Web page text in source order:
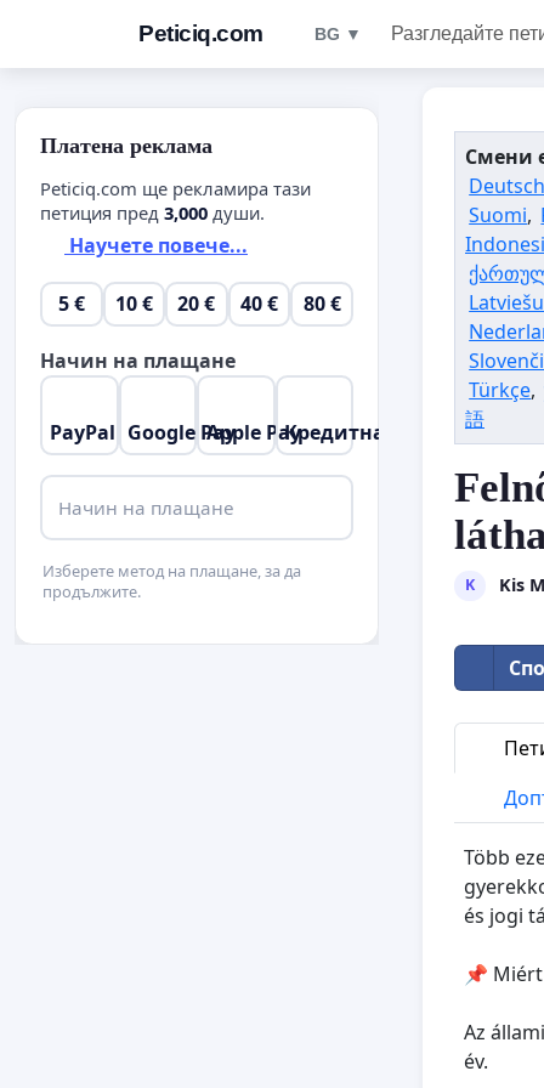
Peticiq.com BG ▼ Разгледайте
Смени
Deutsch
Suomi,
Türkçe,
語
K Kis
Több
és jogi
📌
Az
év.
Платена реклама
Peticiq.com ще рекламира тази
петиция пред 3,000 души.
Научете повече...
5 € 10 € 20 € 40 € 80 €
Начин на плащане
PayPal Google PayApple PayКредитна карта
Начин на плащане
Изберете метод на плащане, за да
продължите.